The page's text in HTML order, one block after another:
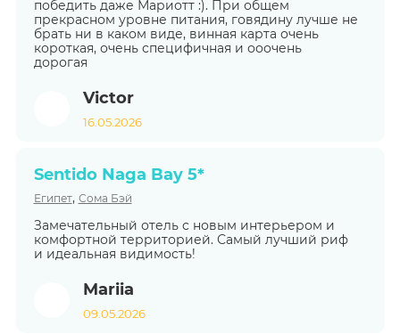
победить даже Мариотт :). При общем
прекрасном уровне питания, говядину лучше не
брать ни в каком виде, винная карта очень
короткая, очень специфичная и ооочень
дорогая
Victor
16.05.2026
Sentido Naga Bay 5*
Египет, Сома Бэй
Замечательный отель с новым интерьером и
комфортной территорией. Самый лучший риф
и идеальная видимость!
Mariia
09.05.2026